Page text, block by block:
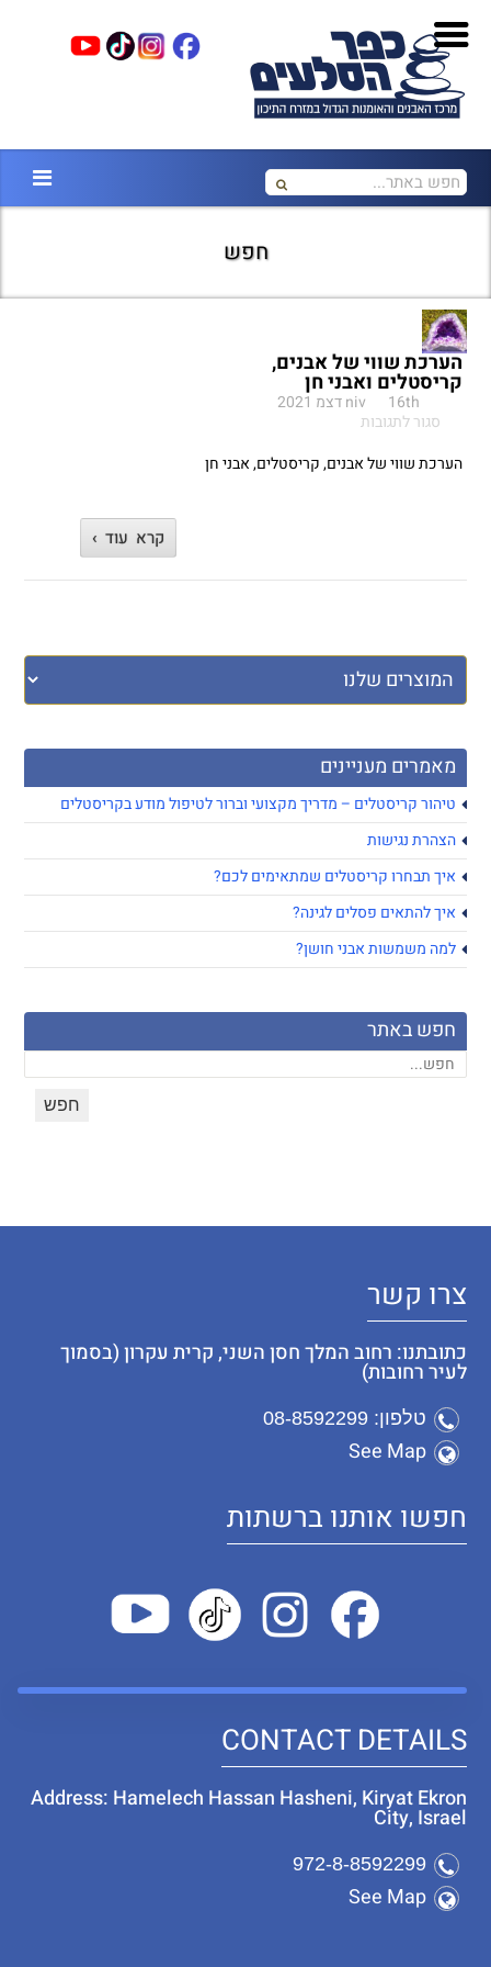
חפש
מאמרים מעניינים
טיהור קריסטלים – מדריך מקצועי וברור לטיפול מודע בקריסטלים
הצהרת נגישות
איך תבחרו קריסטלים שמתאימים לכם?
איך להתאים פסלים לגינה?
למה משמשות אבני חושן?
חפש באתר
הערכת שווי של אבנים,
קריסטלים ואבני חן
niv
16th דצמ 2021
סגור לתגובות
שווי
הערכת שווי של אבנים, קריסטלים, אבני חן
קרא עוד ›
צרו קשר
כתובתנו: רחוב המלך חסן השני, קרית עקרון (בסמוך
לעיר רחובות)
טלפון: 08-8592299
See Map
חפשו אותנו ברשתות
CONTACT DETAILS
Address: Hamelech Hassan Hasheni, Kiryat Ekron
City, Israel
972-8-8592299
See Map